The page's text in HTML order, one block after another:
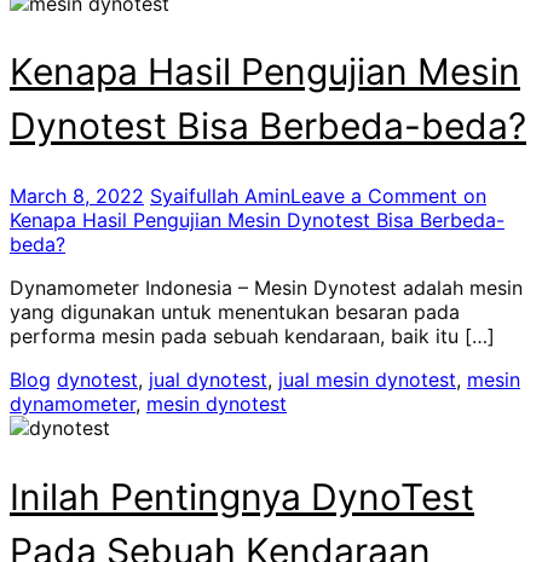
Kenapa Hasil Pengujian Mesin
Dynotest Bisa Berbeda-beda?
March 8, 2022 Syaifullah AminLeave a Comment on
Kenapa Hasil Pengujian Mesin Dynotest Bisa Berbeda-
beda?
Dynamometer Indonesia – Mesin Dynotest adalah mesin
yang digunakan untuk menentukan besaran pada
performa mesin pada sebuah kendaraan, baik itu […]
Blog dynotest, jual dynotest, jual mesin dynotest, mesin
dynamometer, mesin dynotest
Inilah Pentingnya DynoTest
Pada Sebuah Kendaraan